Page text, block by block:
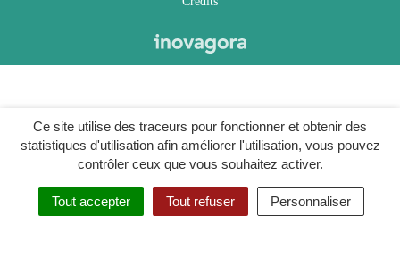
Ce site utilise des traceurs pour fonctionner et obtenir des
statistiques d'utilisation afin améliorer l'utilisation, vous pouvez
contrôler ceux que vous souhaitez activer.
Tout accepter Tout refuser Personnaliser